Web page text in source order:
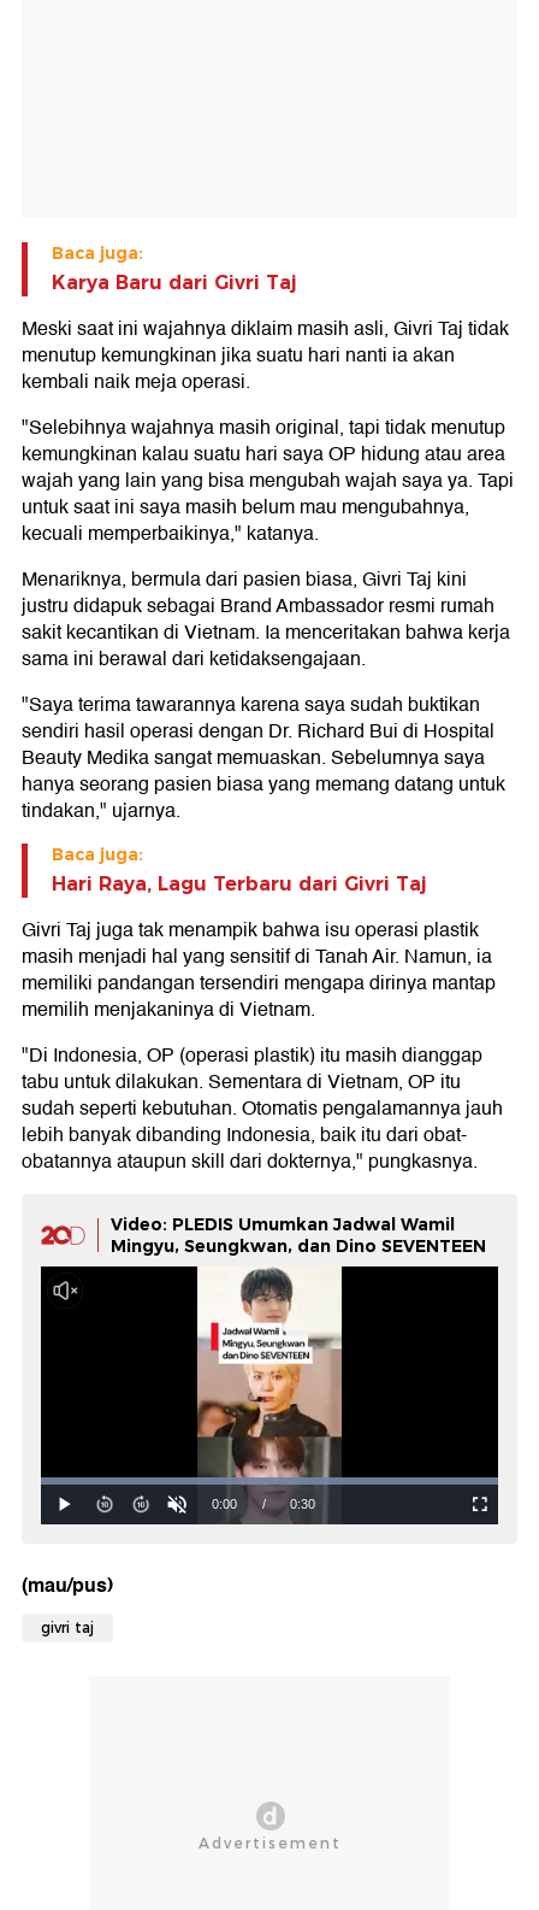
Baca juga:
Karya Baru dari Givri Taj
Meski saat ini wajahnya diklaim masih asli, Givri Taj tidak
menutup kemungkinan jika suatu hari nanti ia akan
kembali naik meja operasi.
"Selebihnya wajahnya masih original, tapi tidak menutup
kemungkinan kalau suatu hari saya OP hidung atau area
wajah yang lain yang bisa mengubah wajah saya ya. Tapi
untuk saat ini saya masih belum mau mengubahnya,
kecuali memperbaikinya," katanya.
Menariknya, bermula dari pasien biasa, Givri Taj kini
justru didapuk sebagai Brand Ambassador resmi rumah
sakit kecantikan di Vietnam. Ia menceritakan bahwa kerja
sama ini berawal dari ketidaksengajaan.
"Saya terima tawarannya karena saya sudah buktikan
sendiri hasil operasi dengan Dr. Richard Bui di Hospital
Beauty Medika sangat memuaskan. Sebelumnya saya
hanya seorang pasien biasa yang memang datang untuk
tindakan," ujarnya.
Baca juga:
Hari Raya, Lagu Terbaru dari Givri Taj
Givri Taj juga tak menampik bahwa isu operasi plastik
masih menjadi hal yang sensitif di Tanah Air. Namun, ia
memiliki pandangan tersendiri mengapa dirinya mantap
memilih menjakaninya di Vietnam.
"Di Indonesia, OP (operasi plastik) itu masih dianggap
tabu untuk dilakukan. Sementara di Vietnam, OP itu
sudah seperti kebutuhan. Otomatis pengalamannya jauh
lebih banyak dibanding Indonesia, baik itu dari obat-
obatannya ataupun skill dari dokternya," pungkasnya.
Video: PLEDIS Umumkan Jadwal Wamil
Mingyu, Seungkwan, dan Dino SEVENTEEN
(mau/pus)
givri taj